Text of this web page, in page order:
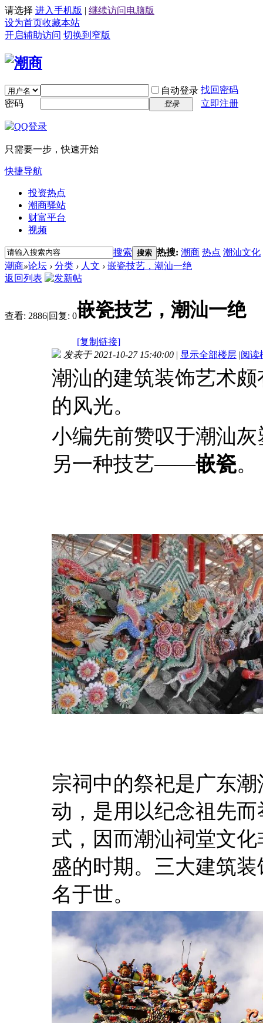
请选择 进入手机版 | 继续访问电脑版
设为首页收藏本站
开启辅助访问 切换到窄版
自动登录 找回密码
密码
登录 立即注册
只需要一步，快速开始
快捷导航
投资热点
潮商驿站
财富平台
视频
搜索 搜索 热搜: 潮商 热点 潮汕文化
潮商»论坛 › 分类 › 人文 › 嵌瓷技艺，潮汕一绝
返回列表
查看: 2886|回复: 0嵌瓷技艺，潮汕一绝
[复制链接]
发表于 2021-10-27 15:40:00 | 显示全部楼层 |阅读
潮汕的建筑装饰艺术
的风光。
小编先前赞叹于潮汕
另一种技艺——嵌瓷。
宗祠中的祭祀是广东
动，是用以纪念祖先
式，因而潮汕祠堂文
盛的时期。三大建筑
名于世。